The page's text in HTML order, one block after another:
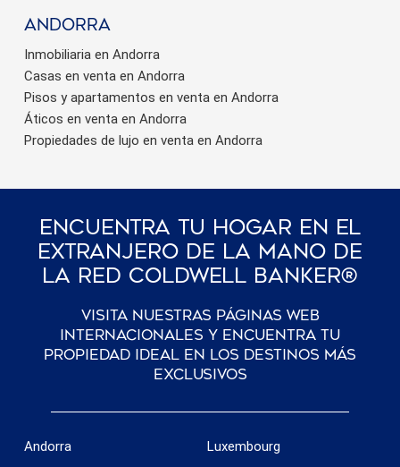
Andorra
Inmobiliaria en Andorra
Casas en venta en Andorra
Pisos y apartamentos en venta en Andorra
Áticos en venta en Andorra
Propiedades de lujo en venta en Andorra
Encuentra Tu Hogar En El
Extranjero De La Mano De
La Red Coldwell Banker®
Visita nuestras páginas web
internacionales y encuentra tu
propiedad ideal en los destinos más
exclusivos
Andorra Luxembourg